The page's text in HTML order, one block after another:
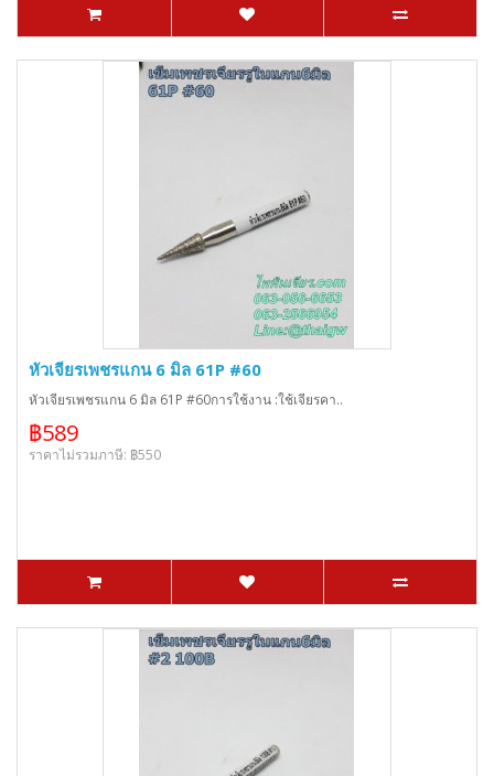
หัวเจียรเพชรแกน 6 มิล 61P #60
หัวเจียรเพชรแกน 6 มิล 61P #60การใช้งาน :ใช้เจียรคา..
฿589
ราคาไม่รวมภาษี: ฿550